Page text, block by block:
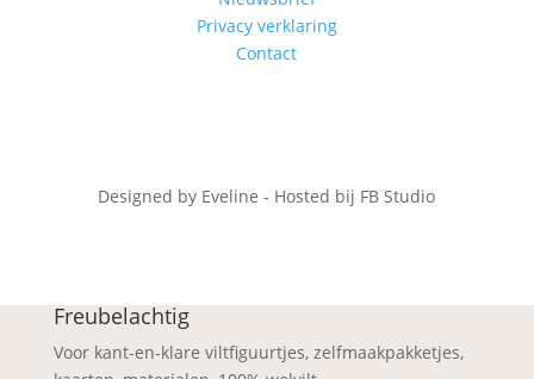
Privacy verklaring
Contact
Designed by Eveline - Hosted bij FB Studio
Freubelachtig
Voor kant-en-klare viltfiguurtjes, zelfmaakpakketjes,